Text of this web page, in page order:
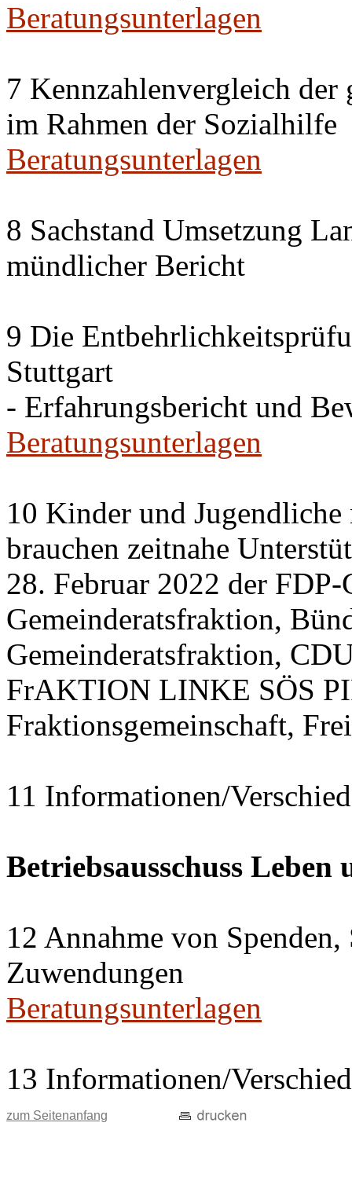
Beratungsunterlagen
7 Kennzahlenvergleich
im Rahmen der Sozialhilfe
Beratungsunterlagen
8 Sachstand Umsetzung
mündlicher Bericht
9 Die
Stuttgart
- Erfahrungsbericht und
Beratungsunterlagen
10 Kinder und
brauchen zeitnahe
28. Februar 2022 der
Gemeinderatsfraktion,
Gemeinderatsfraktion,
FrAKTION LINKE SÖS
Fraktionsgemeinschaft,
11 Informationen/
Betriebsausschuss Leben
12 Annahme von
Zuwendungen
Beratungsunterlagen
13 Informationen/
zum Seitenanfang